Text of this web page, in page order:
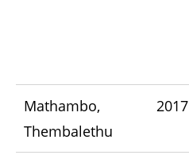
Mathambo,
Thembalethu
2017